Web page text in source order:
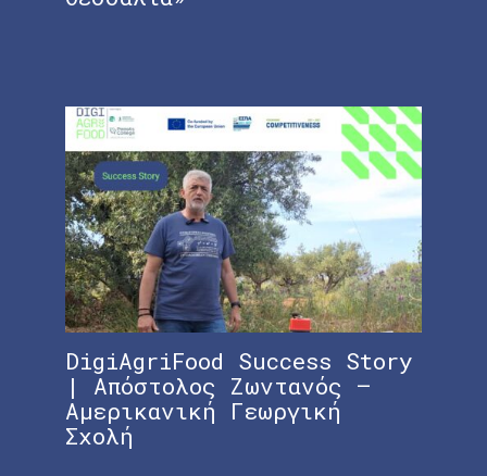
DigiAgriFood Success Story
| Απόστολος Ζωντανός –
Αμερικανική Γεωργική
Σχολή